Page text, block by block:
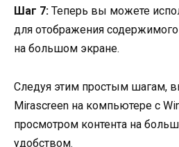
Шаг 7: Теперь вы можете
для отображения
на большом экране.
Следуя этим простым шагам,
Mirascreen на компьютере с
просмотром контента на
удобством.